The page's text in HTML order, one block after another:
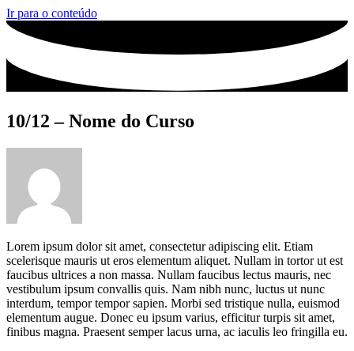
Ir para o conteúdo
10/12 – Nome do Curso
Lorem ipsum dolor sit amet, consectetur adipiscing elit. Etiam
scelerisque mauris ut eros elementum aliquet. Nullam in tortor ut est
faucibus ultrices a non massa. Nullam faucibus lectus mauris, nec
vestibulum ipsum convallis quis. Nam nibh nunc, luctus ut nunc
interdum, tempor tempor sapien. Morbi sed tristique nulla, euismod
elementum augue. Donec eu ipsum varius, efficitur turpis sit amet,
finibus magna. Praesent semper lacus urna, ac iaculis leo fringilla eu.